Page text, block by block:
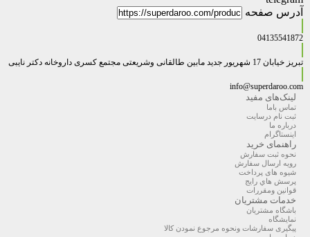
آدرس صفحه
04135541872
تبریز خیابان 17 شهریور جدید مابین طالقانی وشریعتی مجتمع کسری داروخانه دکتر نایبی
info@superdaroo.com
لینک‌های مفید
تماس باما
ثبت نام درسایت
درباره ما
اینستاگرام
راهنمای خرید
نحوه ثبت سفارش
رویه ارسال سفارش
شیوه های پرداخت
پرسش هاي رايج
قوانین ومقررات
خدمات مشتریان
باشگاه مشتریان
نمایشگاه
پیگیری سفارشات ونحوه مرجوع نمودن کالا